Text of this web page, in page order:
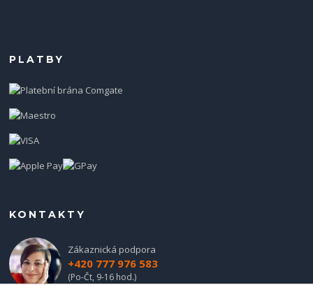
PLATBY
KONTAKTY
Zákaznická podpora
+420 777 976 583
(Po-Čt, 9-16 hod.)